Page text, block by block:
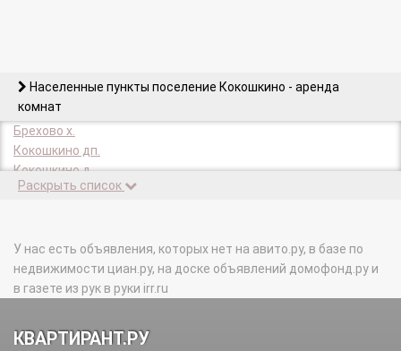
Населенные пункты поселение Кокошкино - аренда
комнат
Брехово х.
Кокошкино дп.
Кокошкино д.
Назарьевское лесн-во п.
Санино д.
Станция Бекасово п.
Раскрыть список
У нас есть объявления, которых нет на авито.ру, в базе по
недвижимости циан.ру, на доске объявлений домофонд.ру и
в газете из рук в руки irr.ru
КВАРТИРАНТ.РУ